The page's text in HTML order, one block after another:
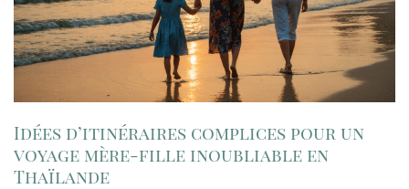
Idées d’itinéraires complices pour un
voyage mère-fille inoubliable en
Thaïlande